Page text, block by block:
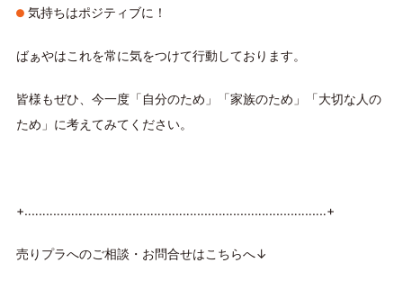
気持ちはポジティブに！
ばぁやはこれを常に気をつけて行動しております。
皆様もぜひ、今一度「自分のため」「家族のため」「大切な人の
ため」に考えてみてください。
+‥‥‥‥‥‥‥‥‥‥‥‥‥‥‥‥‥‥‥‥‥‥‥‥‥‥‥‥‥‥‥‥‥‥‥‥‥‥‥‥‥‥+
売りプラへのご相談・お問合せはこちらへ↓